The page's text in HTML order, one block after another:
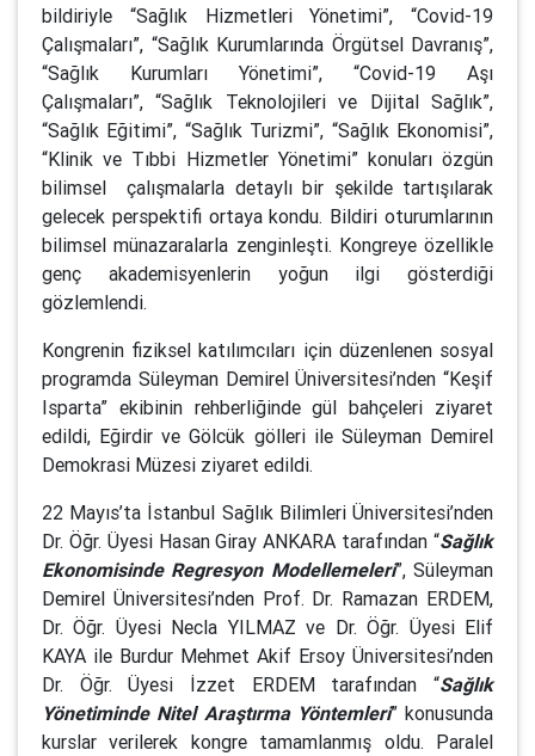
bildiriyle “Sağlık Hizmetleri Yönetimi”, “Covid-19
Çalışmaları”, “Sağlık Kurumlarında Örgütsel Davranış”,
“Sağlık Kurumları Yönetimi”, “Covid-19 Aşı
Çalışmaları”, “Sağlık Teknolojileri ve Dijital Sağlık”,
“Sağlık Eğitimi”, “Sağlık Turizmi”, “Sağlık Ekonomisi”,
“Klinik ve Tıbbi Hizmetler Yönetimi” konuları özgün
bilimsel çalışmalarla detaylı bir şekilde tartışılarak
gelecek perspektifi ortaya kondu. Bildiri oturumlarının
bilimsel münazaralarla zenginleşti. Kongreye özellikle
genç akademisyenlerin yoğun ilgi gösterdiği
gözlemlendi.
Kongrenin fiziksel katılımcıları için düzenlenen sosyal
programda Süleyman Demirel Üniversitesi’nden “Keşif
Isparta” ekibinin rehberliğinde gül bahçeleri ziyaret
edildi, Eğirdir ve Gölcük gölleri ile Süleyman Demirel
Demokrasi Müzesi ziyaret edildi.
22 Mayıs’ta İstanbul Sağlık Bilimleri Üniversitesi’nden
Dr. Öğr. Üyesi Hasan Giray ANKARA tarafından “Sağlık
Ekonomisinde Regresyon Modellemeleri”, Süleyman
Demirel Üniversitesi’nden Prof. Dr. Ramazan ERDEM,
Dr. Öğr. Üyesi Necla YILMAZ ve Dr. Öğr. Üyesi Elif
KAYA ile Burdur Mehmet Akif Ersoy Üniversitesi’nden
Dr. Öğr. Üyesi İzzet ERDEM tarafından “Sağlık
Yönetiminde Nitel Araştırma Yöntemleri” konusunda
kurslar verilerek kongre tamamlanmış oldu. Paralel